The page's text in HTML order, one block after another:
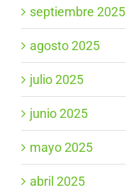
septiembre 2025
agosto 2025
julio 2025
junio 2025
mayo 2025
abril 2025